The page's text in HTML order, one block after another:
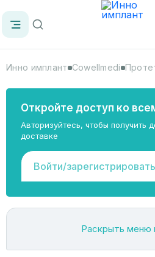
Инно имплант Cowellmedi
Откройте доступ ко
Авторизуйтесь, чтобы получить
доставке
Войти/
Раскрыть меню